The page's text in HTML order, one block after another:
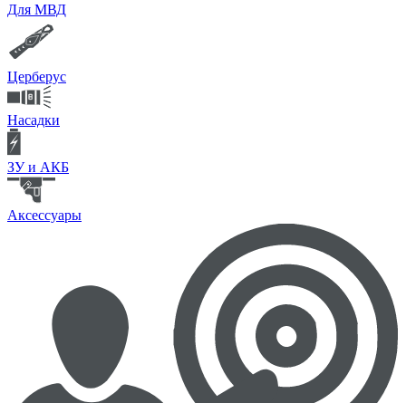
Для МВД
Церберус
Насадки
ЗУ и АКБ
Аксессуары